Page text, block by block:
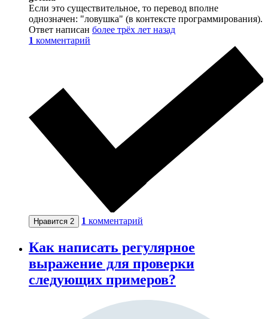
Если это существительное, то перевод вполне
однозначен: "ловушка" (в контексте программирования).
Ответ написан более трёх лет назад
1 комментарий
Нравится 2 1 комментарий
Как написать регулярное
выражение для проверки
следующих примеров?